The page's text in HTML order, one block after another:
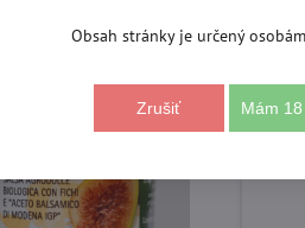
Obsah stránky je určený
Zrušiť Mám